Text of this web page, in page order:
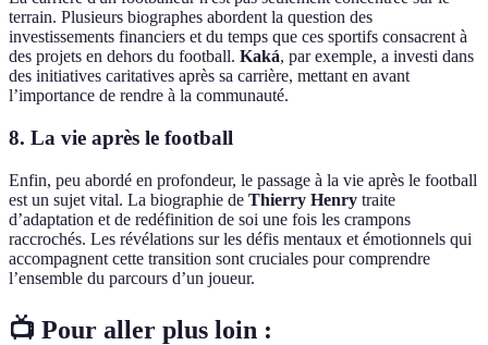
terrain. Plusieurs biographes abordent la question des
investissements financiers et du temps que ces sportifs consacrent à
des projets en dehors du football. Kaká, par exemple, a investi dans
des initiatives caritatives après sa carrière, mettant en avant
l’importance de rendre à la communauté.
8. La vie après le football
Enfin, peu abordé en profondeur, le passage à la vie après le football
est un sujet vital. La biographie de Thierry Henry traite
d’adaptation et de redéfinition de soi une fois les crampons
raccrochés. Les révélations sur les défis mentaux et émotionnels qui
accompagnent cette transition sont cruciales pour comprendre
l’ensemble du parcours d’un joueur.
📺 Pour aller plus loin :